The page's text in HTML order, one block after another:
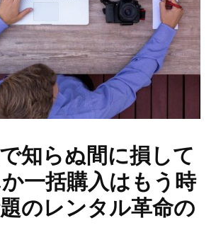
知らぬ間に損して
一括購入はもう時
のレンタル革命の